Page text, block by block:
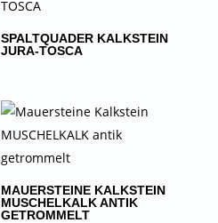
SPALTQUADER KALKSTEIN
JURA-TOSCA
MAUERSTEINE KALKSTEIN
MUSCHELKALK ANTIK
GETROMMELT